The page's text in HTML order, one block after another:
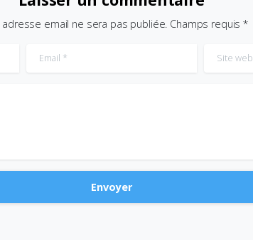
email ne sera pas publiée. Champs requis *
Email Site web